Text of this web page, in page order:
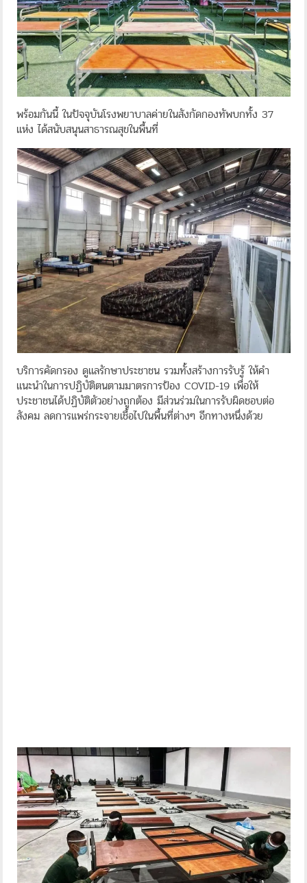
พร้อมกันนี้ ในปัจจุบันโรงพยาบาลค่ายในสังกัดกองทัพบกทั้ง 37
แห่ง ได้สนับสนุนสาธารณสุขในพื้นที่
บริการคัดกรอง ดูแลรักษาประชาชน รวมทั้งสร้างการรับรู้ ให้คำ
แนะนำในการปฏิบัติตนตามมาตรการป้อง COVID-19 เพื่อให้
ประชาชนได้ปฏิบัติตัวอย่างถูกต้อง มีส่วนร่วมในการรับผิดชอบต่อ
สังคม ลดการแพร่กระจายเชื้อไปในพื้นที่ต่างๆ อีกทางหนึ่งด้วย